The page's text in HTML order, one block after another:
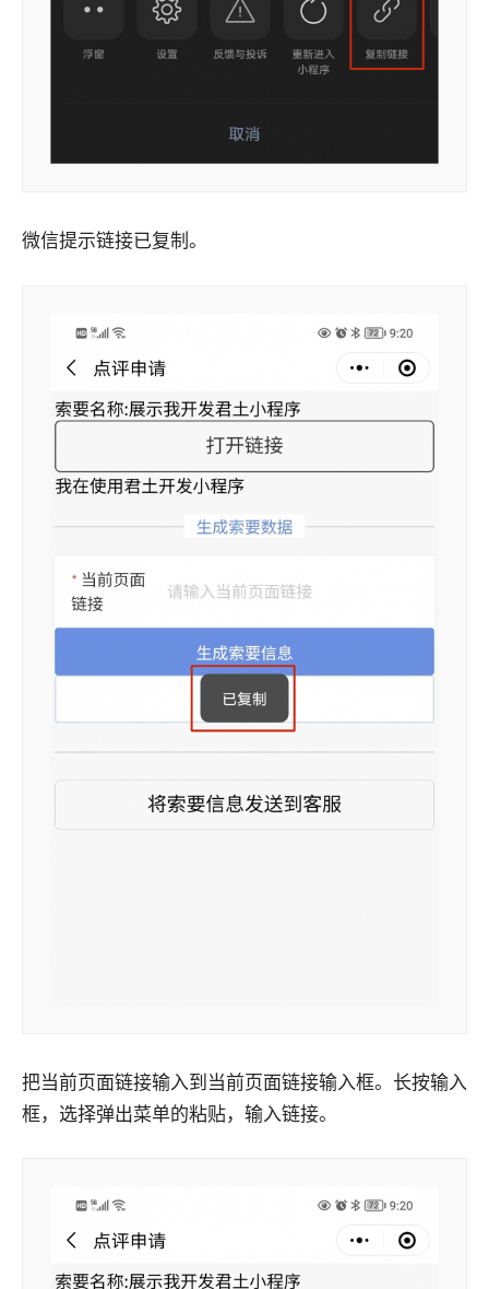
微信提示链接已复制。
把当前页面链接输入到当前页面链接输入框。长按输入
框，选择弹出菜单的粘贴，输入链接。